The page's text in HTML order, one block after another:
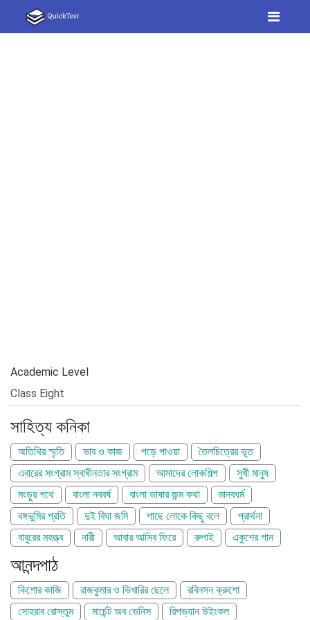
Academic Level
সাহিত্য কনিকা
অতিথির স্মৃতি ভাব ও কাজ পড়ে পাওয়া
তৈলচিত্রের ভূত
এবারের সংগ্রাম স্বাধীনতার সংগ্রাম
আমাদের লোকশিল্প
সুখী মানুষ
মংড়ুর পথে
বাংলা নববর্ষ বাংলা ভাষার জন্ম কথা
মানবধর্ম
বঙ্গভুমির প্রতি
দুই বিঘা জমি পাছে লোকে কিছু বলে
প্রার্থনা
বাবুরের মহত্ত্ব
নারী আবার আসিব ফিরে রুপাই একুশের গান
আনন্দপাঠ
কিশোর কাজি রাজকুমার ও ভিখারির ছেলে
রবিনসন ক্রুশো
সোহরাব রোস্তুম
মার্চেন্ট অব ভেনিস
রিপভ্যান উইংকল